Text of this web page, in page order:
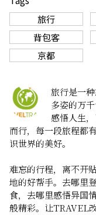
旅行
背包客
京都
旅行是一
多姿的万
感悟人生
而行，每一段旅程都
识世界的美好。
难忘的行程，离不开
地的好帮手。去哪里
食，去哪里感悟异国
般精彩。让TRAVEL